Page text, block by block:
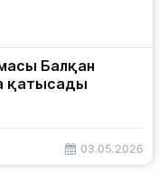
Балқан
қатысады
03.05.2026